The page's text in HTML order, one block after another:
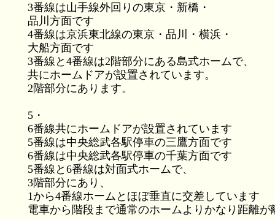
3番線は山手線外回りの東京・新橋・
品川方面です
4番線は京浜東北線の東京・品川・横浜・
大船方面です
3番線と4番線は2階部分にある島式ホームで、
共にホームドアが設置されています。
2階部分にあります。
5・
6番線共にホームドアが設置されています
5番線は中央総武各駅停車の三鷹方面です
6番線は中央総武各駅停車の千葉方面です
5番線と6番線は対面式ホームで、
3階部分にあり、
1から4番線ホームとほぼ垂直に交差しています
電車から階段まで通常のホームよりかなり距離が